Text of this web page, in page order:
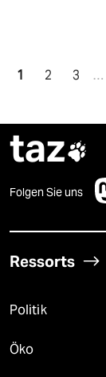
1 2 3 …
taz
Folgen Sie uns
Ressorts
Politik
Öko